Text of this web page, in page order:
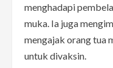
menghadapi
muka. Ia juga
mengajak orang tua
untuk divaksin.